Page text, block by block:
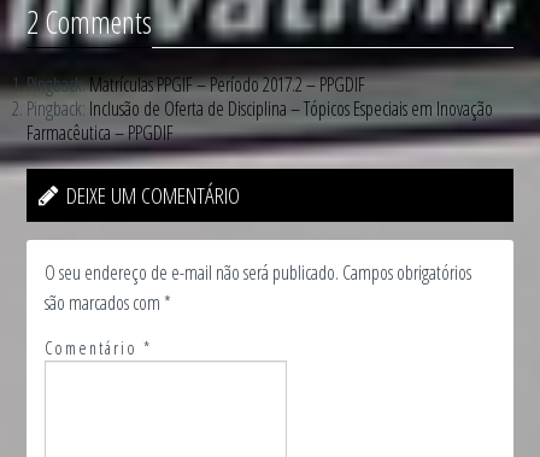
2 Comments
Pingback:Matrículas PPGIF – Período 2017.2 – PPGDIF
Pingback: Inclusão de Oferta de Disciplina – Tópicos Especiais em Inovação
Farmacêutica – PPGDIF
DEIXE UM COMENTÁRIO
O seu endereço de e-mail não será publicado. Campos obrigatórios
são marcados com *
Comentário*